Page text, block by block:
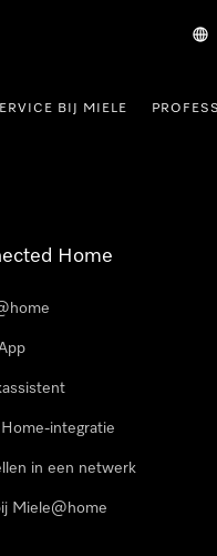
BIJ MIELE
Home
integratie
in een netwerk
Miele@home